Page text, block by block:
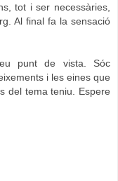
tot i ser necessàries,
Al final fa la sensació
punt de vista. Sóc
i les eines que
del tema teniu. Espere